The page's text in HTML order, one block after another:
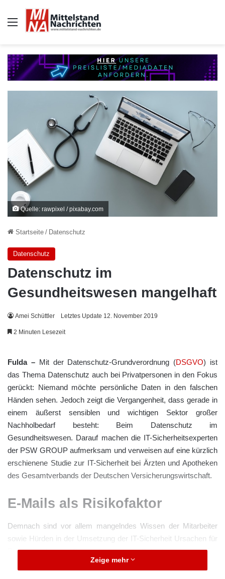
Auswahl
Quelle: rawpixel / pixabay.com
Startseite / Datenschutz
Datenschutz
Datenschutz im
Gesundheitswesen mangelhaft
Amei Schüttler Letztes Update 12. November 2019
2 Minuten Lesezeit
Fulda –Mit der Datenschutz-Grundverordnung (DSGVO) ist
das Thema Datenschutz auch bei Privatpersonen in den Fokus
gerückt: Niemand möchte persönliche Daten in den falschen
Händen sehen. Jedoch zeigt die Vergangenheit, dass gerade in
einem äußerst sensiblen und wichtigen Sektor großer
Nachholbedarf besteht: Beim Datenschutz im
Gesundheitswesen. Darauf machen die IT-Sicherheitsexperten
der PSW GROUP aufmerksam und verweisen auf eine kürzlich
erschienene Studie zur IT-Sicherheit bei Ärzten und Apotheken
des Gesamtverbands der Deutschen Versicherungswirtschaft.
E-Mails als Risikofaktor
Demnach sind vor allem mangelndes Wissen der Mitarbeiter
sowie Hürden in der Umsetzung der IT-Sicherheit Ursachen für
Datenskandale im Gesundheitswesen: Patientendaten werden
häufig unverschlüsselt und damit für jeden einsehbar per E-Mail
Zeige mehr